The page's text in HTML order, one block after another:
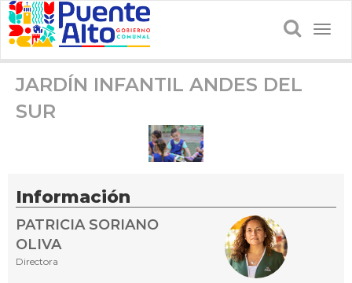
JARDÍN INFANTIL ANDES DEL
SUR
Información
PATRICIA SORIANO
OLIVA
Directora